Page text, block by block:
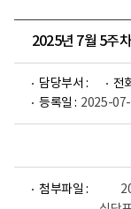
2025년 7월 5주
담당부서 : 전
등록일 : 2025-
첨부파일 :